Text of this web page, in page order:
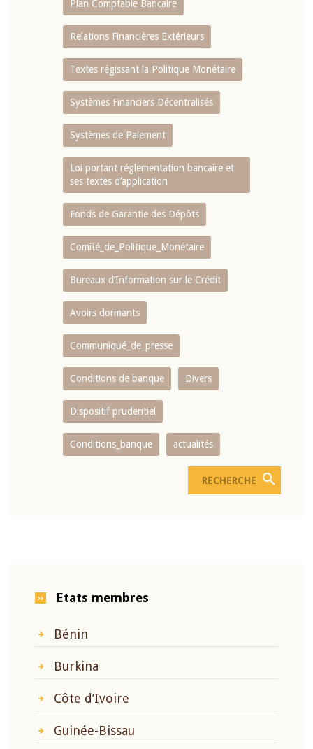
Plan Comptable Bancaire
Relations Financières Extérieurs
Textes régissant la Politique Monétaire
Systèmes Financiers Décentralisés
Systèmes de Paiement
Loi portant réglementation bancaire et
ses textes d’application
Fonds de Garantie des Dépôts
Comité_de_Politique_Monétaire
Bureaux d’Information sur le Crédit
Avoirs dormants
Communiqué_de_presse
Conditions de banque Divers
Dispositif prudentiel
Conditions_banque actualités
Etats membres
Bénin
Burkina
Côte d’Ivoire
Guinée-Bissau